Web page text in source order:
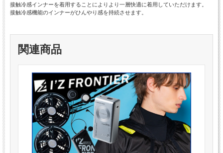
接触冷感インナーを着用することによりより一層快適に着用していただけます。
接触冷感機能のインナーがひんやり感を持続させます。
関連商品